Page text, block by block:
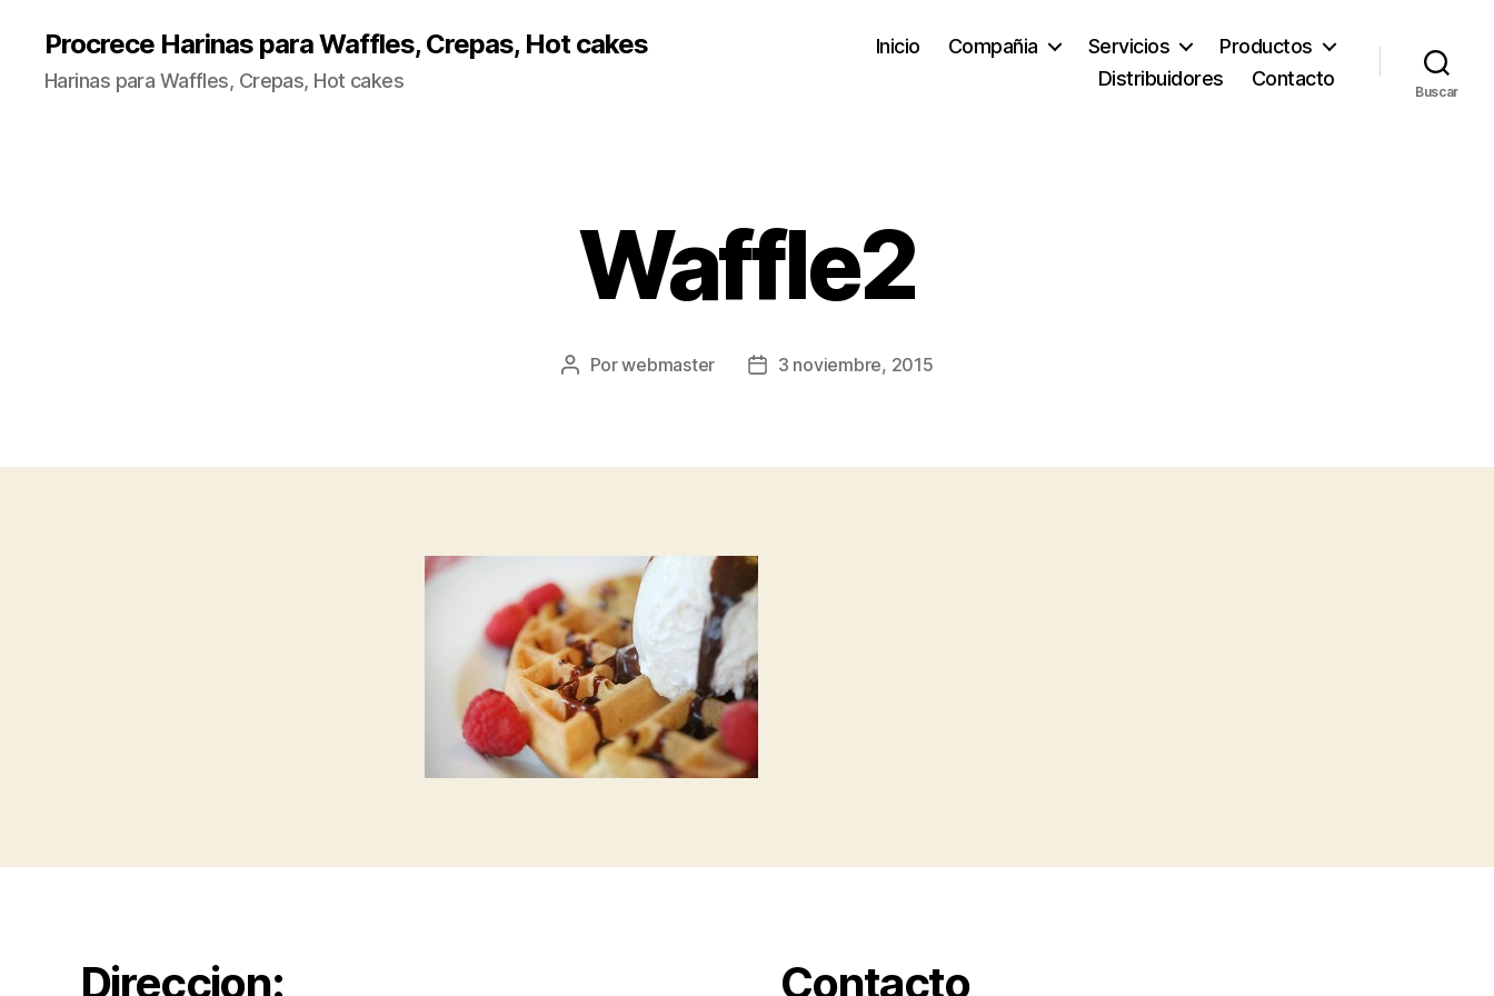
Procrece Harinas para Waffles, Crepas, Hot cakes
Harinas para Waffles, Crepas, Hot cakes
Inicio Compañia Servicios
Productos
Distribuidores
Contacto
Buscar
Waffle2
Autor
Porwebmaster
Fecha3 noviembre, 2015
Direccion: Contacto